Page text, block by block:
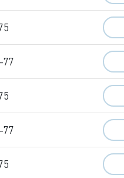
77
77